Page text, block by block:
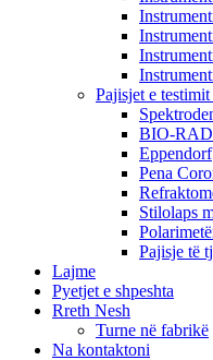
Pajisjet e
BIO-
Eppendorf
Pena
Stilolaps
Pajisje të
Lajme
Pyetjet e shpeshta
Rreth Nesh
Turne në fabrikë
Na kontaktoni